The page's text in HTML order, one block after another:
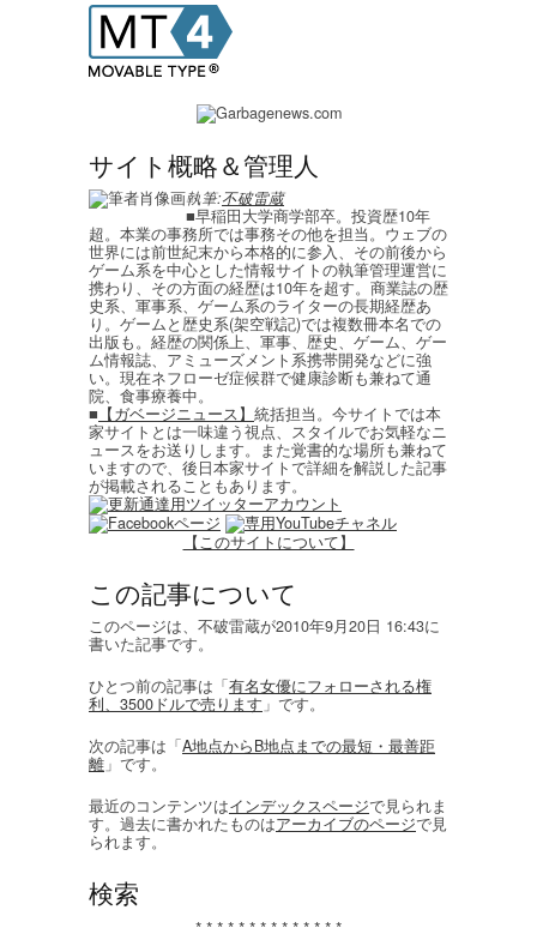
サイト概略＆管理人
執筆:不破雷蔵
■早稲田大学商学部卒。投資歴10年
超。本業の事務所では事務その他を担当。ウェブの
世界には前世紀末から本格的に参入、その前後から
ゲーム系を中心とした情報サイトの執筆管理運営に
携わり、その方面の経歴は10年を超す。商業誌の歴
史系、軍事系、ゲーム系のライターの長期経歴あ
り。ゲームと歴史系(架空戦記)では複数冊本名での
出版も。経歴の関係上、軍事、歴史、ゲーム、ゲー
ム情報誌、アミューズメント系携帯開発などに強
い。現在ネフローゼ症候群で健康診断も兼ねて通
院、食事療養中。
■ 【ガベージニュース】 統括担当。今サイトでは本
家サイトとは一味違う視点、スタイルでお気軽なニ
ュースをお送りします。また覚書的な場所も兼ねて
いますので、後日本家サイトで詳細を解説した記事
が掲載されることもあります。
【このサイトについて】
この記事について
このページは、不破雷蔵が2010年9月20日 16:43に
書いた記事です。
ひとつ前の記事は「有名女優にフォローされる権
利、3500ドルで売ります 」です。
次の記事は「A地点からB地点までの最短・最善距
離 」です。
最近のコンテンツはインデックスページで見られま
す。過去に書かれたものはアーカイブのページで見
られます。
検索
* * * * * * * * * * * * * *